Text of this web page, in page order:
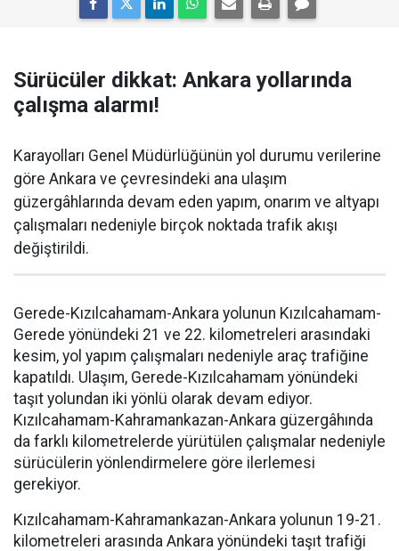
Sürücüler dikkat: Ankara yollarında
çalışma alarmı!
Karayolları Genel Müdürlüğünün yol durumu verilerine
göre Ankara ve çevresindeki ana ulaşım
güzergâhlarında devam eden yapım, onarım ve altyapı
çalışmaları nedeniyle birçok noktada trafik akışı
değiştirildi.
Gerede-Kızılcahamam-Ankara yolunun Kızılcahamam-
Gerede yönündeki 21 ve 22. kilometreleri arasındaki
kesim, yol yapım çalışmaları nedeniyle araç trafiğine
kapatıldı. Ulaşım, Gerede-Kızılcahamam yönündeki
taşıt yolundan iki yönlü olarak devam ediyor.
Kızılcahamam-Kahramankazan-Ankara güzergâhında
da farklı kilometrelerde yürütülen çalışmalar nedeniyle
sürücülerin yönlendirmelere göre ilerlemesi
gerekiyor.
Kızılcahamam-Kahramankazan-Ankara yolunun 19-21.
kilometreleri arasında Ankara yönündeki taşıt trafiği